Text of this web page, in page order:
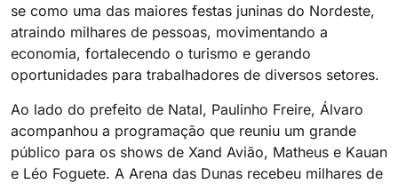
se como uma das maiores festas juninas do Nordeste,
atraindo milhares de pessoas, movimentando a
economia, fortalecendo o turismo e gerando
oportunidades para trabalhadores de diversos setores.
Ao lado do prefeito de Natal, Paulinho Freire, Álvaro
acompanhou a programação que reuniu um grande
público para os shows de Xand Avião, Matheus e Kauan
e Léo Foguete. A Arena das Dunas recebeu milhares de